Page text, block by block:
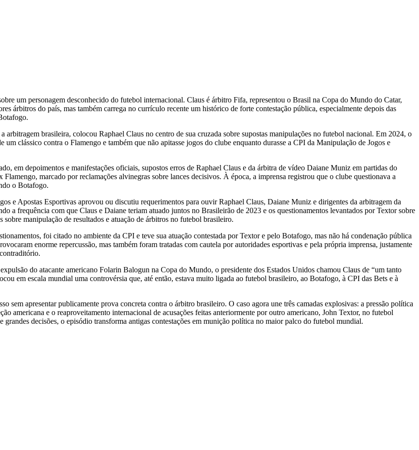
um personagem desconhecido do futebol internacional. Claus é árbitro Fifa, representou o Brasil na Copa do Mundo do Catar,
árbitros do país, mas também carrega no currículo recente um histórico de forte contestação pública, especialmente depois das
arbitragem brasileira, colocou Raphael Claus no centro de sua cruzada sobre supostas manipulações no futebol nacional. Em 2024, o
clássico contra o Flamengo e também que não apitasse jogos do clube enquanto durasse a CPI da Manipulação de Jogos e
em depoimentos e manifestações oficiais, supostos erros de Raphael Claus e da árbitra de vídeo Daiane Muniz em partidas do
marcado por reclamações alvinegras sobre lances decisivos. À época, a imprensa registrou que o clube questionava a
o Botafogo.
e Apostas Esportivas aprovou ou discutiu requerimentos para ouvir Raphael Claus, Daiane Muniz e dirigentes da arbitragem da
a frequência com que Claus e Daiane teriam atuado juntos no Brasileirão de 2023 e os questionamentos levantados por Textor sobre
manipulação de resultados e atuação de árbitros no futebol brasileiro.
foi citado no ambiente da CPI e teve sua atuação contestada por Textor e pelo Botafogo, mas não há condenação pública
enorme repercussão, mas também foram tratadas com cautela por autoridades esportivas e pela própria imprensa, justamente
do atacante americano Folarin Balogun na Copa do Mundo, o presidente dos Estados Unidos chamou Claus de “um tanto
em escala mundial uma controvérsia que, até então, estava muito ligada ao futebol brasileiro, ao Botafogo, à CPI das Bets e à
sem apresentar publicamente prova concreta contra o árbitro brasileiro. O caso agora une três camadas explosivas: a pressão política
americana e o reaproveitamento internacional de acusações feitas anteriormente por outro americano, John Textor, no futebol
decisões, o episódio transforma antigas contestações em munição política no maior palco do futebol mundial.